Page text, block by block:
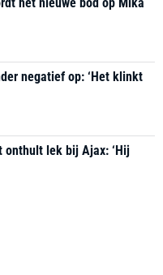
negatief op: ‘Het klinkt
onthult lek bij Ajax: ‘Hij